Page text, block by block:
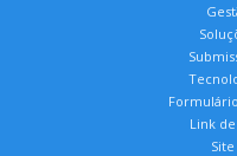
Link